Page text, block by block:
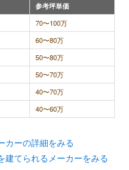
参考坪単価
70〜100万
60〜80万
50〜80万
50〜70万
40〜70万
40〜60万
カーの詳細をみる
てられるメーカーをみる